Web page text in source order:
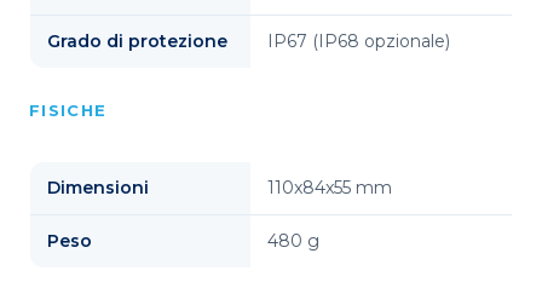
Grado di protezione IP67 (IP68 opzionale)
FISICHE
Dimensioni 110x84x55 mm
Peso 480 g